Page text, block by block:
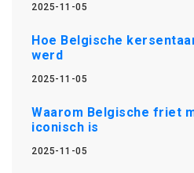
2025-11-05
Hoe Belgische
werd
2025-11-05
Waarom Belgische friet
iconisch is
2025-11-05